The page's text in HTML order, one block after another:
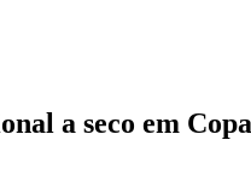
a seco em